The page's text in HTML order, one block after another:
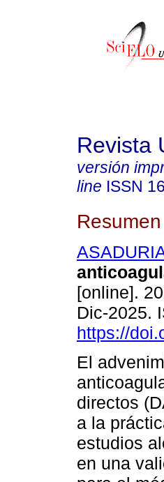
Revista
versión
line ISSN
Resumen
[online].
Dic-2025.
https://
El
directos
a la
estudios
en una